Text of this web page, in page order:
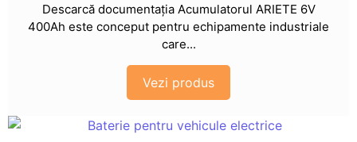
Descarcă documentația Acumulatorul ARIETE 6V
400Ah este conceput pentru echipamente industriale
care...
Vezi produs